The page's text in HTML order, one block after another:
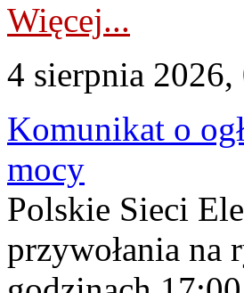
Więcej...
4 sierpnia 2026,
Komunikat o
mocy
Polskie Sieci
przywołania